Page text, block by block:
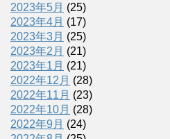
2023年5月 (25)
2023年4月 (17)
2023年3月 (25)
2023年2月 (21)
2023年1月 (21)
2022年12月 (28)
2022年11月 (23)
2022年10月 (28)
2022年9月 (24)